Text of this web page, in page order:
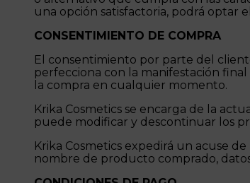
una opción satisfactoria, podrá optar
CONSENTIMIENTO DE COMPRA
El consentimiento por parte del
perfecciona con la manifestación
la compra en cualquier momento.
Krika Cosmetics se encarga de la
puede modificar y descontinuar los
Krika Cosmetics expedirá un acuse
nombre de producto comprado,